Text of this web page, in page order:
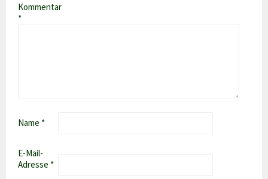
Kommentar
*
Name *
E-Mail-
Adresse *